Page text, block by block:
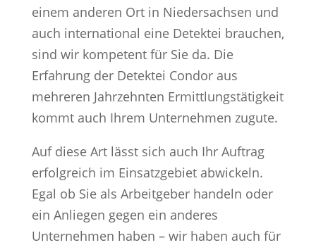
einem anderen Ort in Niedersachsen und
auch international eine Detektei brauchen,
sind wir kompetent für Sie da. Die
Erfahrung der Detektei Condor aus
mehreren Jahrzehnten Ermittlungstätigkeit
kommt auch Ihrem Unternehmen zugute.
Auf diese Art lässt sich auch Ihr Auftrag
erfolgreich im Einsatzgebiet abwickeln.
Egal ob Sie als Arbeitgeber handeln oder
ein Anliegen gegen ein anderes
Unternehmen haben – wir haben auch für